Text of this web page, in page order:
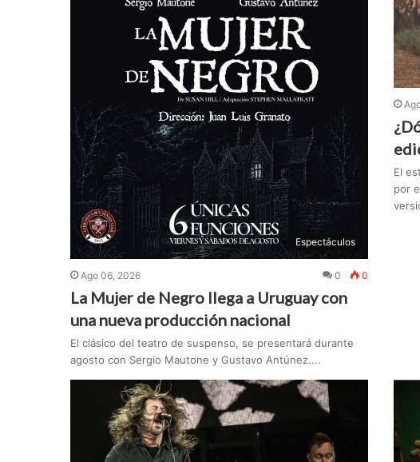
Espectáculos
Ago 06, 2026 0 0
La Mujer de Negro llega a Uruguay con
una nueva producción nacional
El clásico del teatro de suspenso, se presentará durante
agosto con Sergio Mautone y Gustavo Antúnez....
El
por